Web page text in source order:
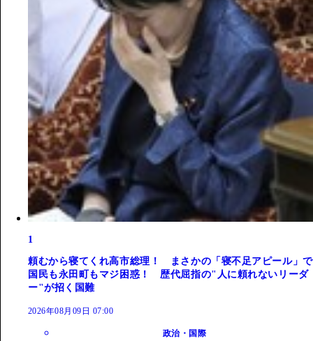
1
頼むから寝てくれ高市総理！ まさかの「寝不足アピール」で
国民も永田町もマジ困惑！ 歴代屈指の"人に頼れないリーダ
ー"が招く国難
2026年08月09日 07:00
政治・国際